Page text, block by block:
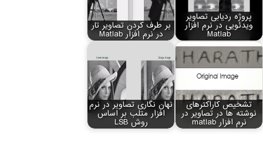
پروژه ردیابی تصاویر
ویدئویی در نرم افزار
Matlab
بر طرف کردن تصاویر تار
در نرم افزار Matlab
تشخیص کاراکترهای
نوشته ها در تصاویر در
نرم افزار matlab
نهان نگاری تصاویر در نرم
افزار متلب بر اساس
روش LSB